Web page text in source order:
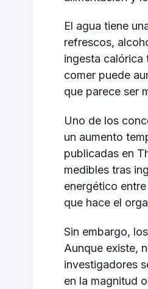
El agua tiene
refrescos,
ingesta calórica
comer puede
que parece ser
Uno de los
un aumento
publicadas en
medibles tras
energético
que hace el
Sin embargo,
Aunque existe,
investigadores
en la magnitud